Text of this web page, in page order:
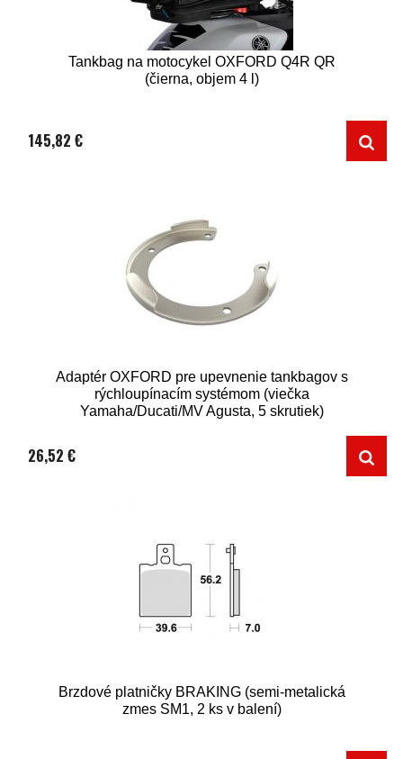
Tankbag na motocykel OXFORD Q4R QR
(čierna, objem 4 l)
145,82 €
Adaptér OXFORD pre upevnenie tankbagov s
rýchloupínacím systémom (viečka
Yamaha/Ducati/MV Agusta, 5 skrutiek)
26,52 €
Brzdové platničky BRAKING (semi-metalická
zmes SM1, 2 ks v balení)